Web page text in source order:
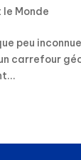
le Monde
peu
carrefour